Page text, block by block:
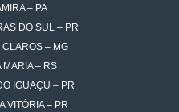
– PA
DO SUL – PR
CLAROS – MG
MARIA – RS
IGUAÇU – PR
VITÓRIA – PR